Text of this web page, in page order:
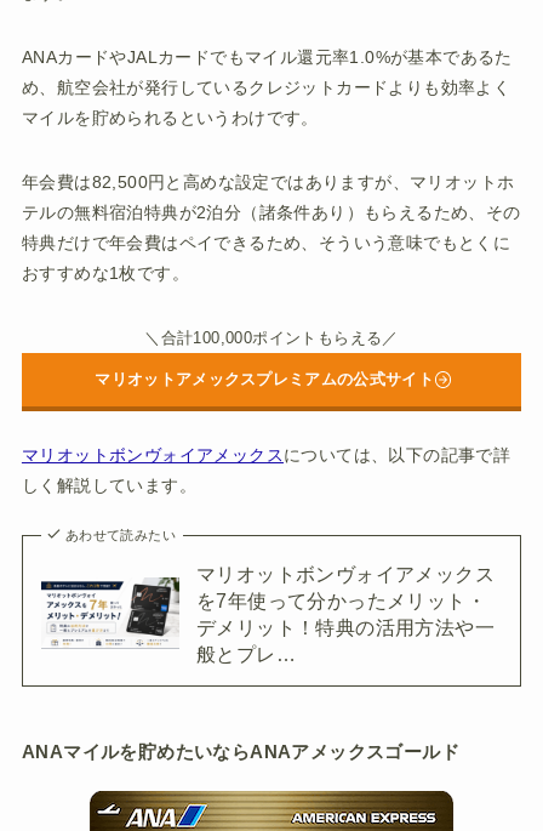
ANAカードやJALカードでもマイル還元率1.0%が基本であるた
め、航空会社が発行しているクレジットカードよりも効率よく
マイルを貯められるというわけです。
年会費は82,500円と高めな設定ではありますが、マリオットホ
テルの無料宿泊特典が2泊分（諸条件あり）もらえるため、その
特典だけで年会費はペイできるため、そういう意味でもとくに
おすすめな1枚です。
＼合計100,000ポイントもらえる／
マリオットアメックスプレミアムの公式サイト
マリオットボンヴォイアメックスについては、以下の記事で詳
しく解説しています。
あわせて読みたい
マリオットボンヴォイアメックス
を7年使って分かったメリット・
デメリット！特典の活用方法や一
般とプレ…
ANAマイルを貯めたいならANAアメックスゴールド